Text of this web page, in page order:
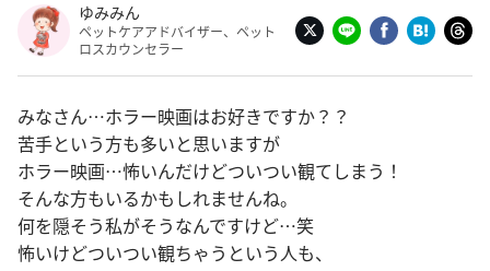
ゆみみん
ペットケアアドバイザー、ペット
ロスカウンセラー
みなさん…ホラー映画はお好きですか？？
苦手という方も多いと思いますが
ホラー映画…怖いんだけどついつい観てしまう！
そんな方もいるかもしれませんね。
何を隠そう私がそうなんですけど…笑
怖いけどついつい観ちゃうという人も、